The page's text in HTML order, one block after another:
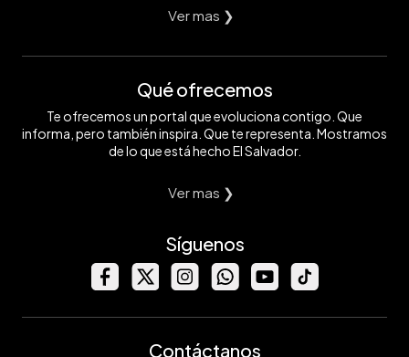
Ver mas ❯
Qué ofrecemos
Te ofrecemos un portal que evoluciona contigo. Que
informa, pero también inspira. Que te representa. Mostramos
de lo que está hecho El Salvador.
Ver mas ❯
Síguenos
Contáctanos